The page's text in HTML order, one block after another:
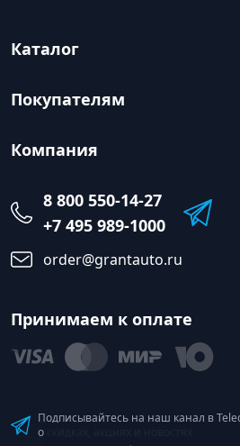
Каталог
Покупателям
Компания
8 800 550-14-27
+7 495 989-1000
order@grantauto.ru
Принимаем к оплате
Подписывайтесь на наш канал в
о скидках, акциях и новостях